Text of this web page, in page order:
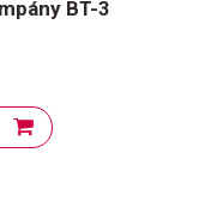
BT-3